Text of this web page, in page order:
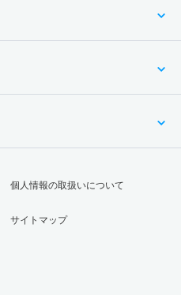
個人情報の取扱いについて
サイトマップ